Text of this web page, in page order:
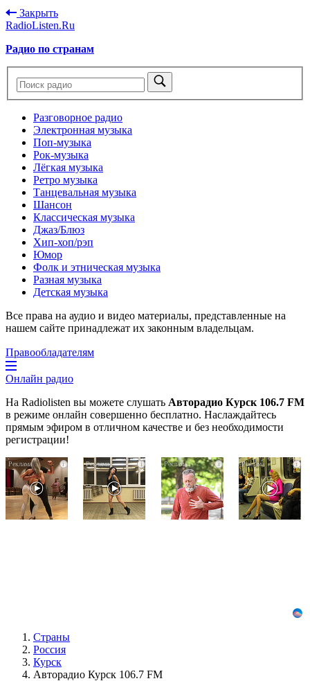
Закрыть
RadioListen.Ru
Радио по странам
Разговорное радио
Электронная музыка
Поп-музыка
Рок-музыка
Лёгкая музыка
Ретро музыка
Танцевальная музыка
Шансон
Классическая музыка
Джаз/Блюз
Хип-хоп/рэп
Юмор
Фолк и этническая музыка
Разная музыка
Детская музыка
Все права на аудио и видео материалы, представленные на
нашем сайте принадлежат их законным владельцам.
Правообладателям
Онлайн радио
На Radiolisten вы можете слушать Авторадио Курск 106.7 FM
в режиме онлайн совершенно бесплатно. Наслаждайтесь
прямым эфиром в отличном качестве и без необходимости
регистрации!
i
Ролик
длится
пару
секунд,
но
i
Ролик
Омска:
вы
будете
i
Врач
дала
советов,
чтобы
i
Страны
Россия
Курск
Авторадио Курск 106.7 FM